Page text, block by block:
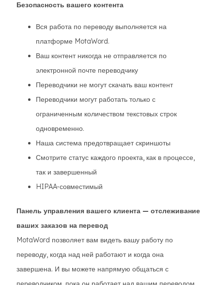
Безопасность вашего контента
Вся работа по переводу выполняется на
платформе MotaWord.
Ваш контент никогда не отправляется по
электронной почте переводчику
Переводчики не могут скачать ваш контент
Переводчики могут работать только с
ограниченным количеством текстовых строк
одновременно.
Наша система предотвращает скриншоты
Смотрите статус каждого проекта, как в процессе,
так и завершенный
HIPAA-совместимый
Панель управления вашего клиента — отслеживание
ваших заказов на перевод
MotaWord позволяет вам видеть вашу работу по
переводу, когда над ней работают и когда она
завершена. И вы можете напрямую общаться с